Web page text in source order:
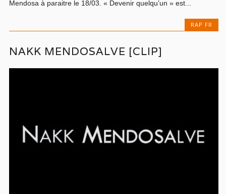
Mendosa à paraitre le 18/03. « Devenir quelqu’un » est...
RAP FR
NAKK MENDOSALVE [CLIP]